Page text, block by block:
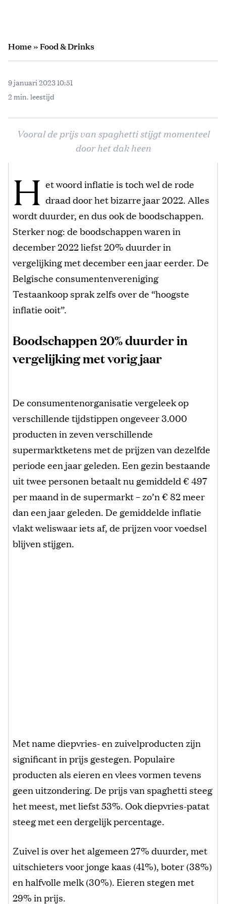
Home»Food & Drinks
9 januari 2023 10:51
2 min. leestijd
Vooral de prijs van spaghetti stijgt momenteel
door het dak heen
H et woord inflatie is toch wel de rode
draad door het bizarre jaar 2022. Alles
wordt duurder, en dus ook de boodschappen.
Sterker nog: de boodschappen waren in
december 2022 liefst 20% duurder in
vergelijking met december een jaar eerder. De
Belgische consumentenvereniging
Testaankoop sprak zelfs over de “hoogste
inflatie ooit”.
Boodschappen 20% duurder in
vergelijking met vorig jaar
De consumentenorganisatie vergeleek op
verschillende tijdstippen ongeveer 3.000
producten in zeven verschillende
supermarktketens met de prijzen van dezelfde
periode een jaar geleden. Een gezin bestaande
uit twee personen betaalt nu gemiddeld € 497
per maand in de supermarkt – zo’n € 82 meer
dan een jaar geleden. De gemiddelde inflatie
vlakt weliswaar iets af, de prijzen voor voedsel
blijven stijgen.
Met name diepvries- en zuivelproducten zijn
significant in prijs gestegen. Populaire
producten als eieren en vlees vormen tevens
geen uitzondering. De prijs van spaghetti steeg
het meest, met liefst 53%. Ook diepvries-patat
steeg met een dergelijk percentage.
Zuivel is over het algemeen 27% duurder, met
uitschieters voor ­jonge kaas (41%), boter (38%)
en halfvolle melk (30%). Eieren stegen met
29% in prijs.